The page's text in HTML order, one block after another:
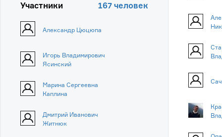
Участники 167 человек
Александр Цюцюпа
Игорь Владимирович
Ясинский
Марина Сергеевна
Каплина
Дмитрий Иванович
Житнюк